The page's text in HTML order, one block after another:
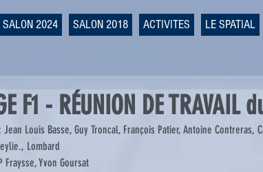
SALON 2024 SALON 2018 ACTIVITES LE SPATIAL
F1 - RÉUNION DE TRAVAIL
Lombard
Fraysse, Yvon Goursat